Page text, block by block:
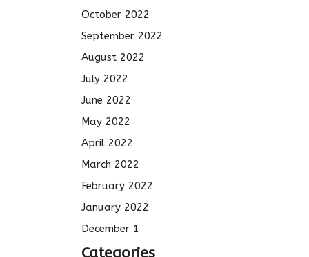
October 2022
September 2022
August 2022
July 2022
June 2022
May 2022
April 2022
March 2022
February 2022
January 2022
December 1
Categories